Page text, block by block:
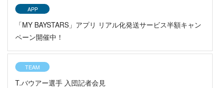
APP
「MY BAYSTARS」アプリ リアル化発送サービス半額キャン
ペーン開催中！
TEAM
T.バウアー選手 入団記者会見